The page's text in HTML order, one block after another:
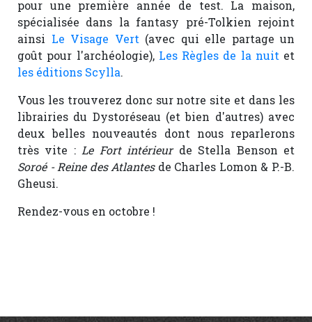
pour une première année de test. La maison,
spécialisée dans la fantasy pré-Tolkien rejoint
ainsi Le Visage Vert(avec qui elle partage un
goût pour l'archéologie), Les Règles de la nuitet
les éditions Scylla.
Vous les trouverez donc sur notre site et dans les
librairies du Dystoréseau (et bien d'autres) avec
deux belles nouveautés dont nous reparlerons
très vite :Le Fort intérieurde Stella Benson et
Soroé - Reine des Atlantesde Charles Lomon & P.-B.
Gheusi.
Rendez-vous en octobre !